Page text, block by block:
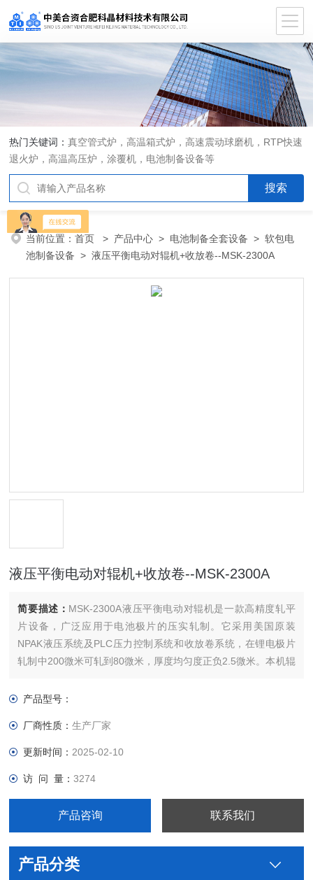
热门关键词：真空管式炉，高温箱式炉，高速震动球磨机，RTP快速
退火炉，高温高压炉，涂覆机，电池制备设备等
当前位置：首页 > 产品中心 > 电池制备全套设备 >软包电
池制备设备 > 液压平衡电动对辊机+收放卷--MSK-2300A
液压平衡电动对辊机+收放卷--MSK-2300A
简要描述： MSK-2300A液压平衡电动对辊机是一款高精度轧平
片设备，广泛应用于电池极片的压实轧制。它采用美国原装
NPAK液压系统及PLC压力控制系统和收放卷系统，在锂电极片
轧制中200微米可轧到80微米，厚度均匀度正负2.5微米。本机辊
HRC60-62度。使该机具有高强度和高耐磨性能，保证了轧制产
产品型号：
厂商性质：生产厂家
更新时间： 2025-02-10
访 问 量：3274
产品咨询 联系我们
产品分类